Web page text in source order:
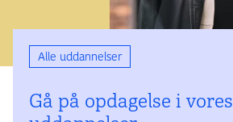
Alle uddannelser
Gå på opdagelse i vores